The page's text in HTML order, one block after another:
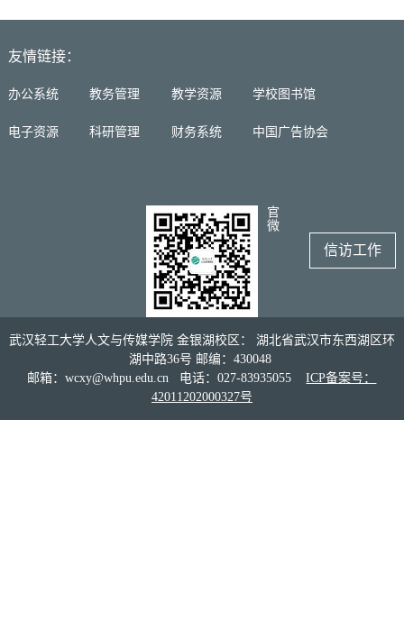
友情链接：
办公系统 教务管理 教学资源 学校图书馆
电子资源 科研管理 财务系统 中国广告协会
信访工作
官
微
武汉轻工大学人文与传媒学院 金银湖校区： 湖北省武汉市东西湖区环
湖中路36号 邮编：430048
邮箱：wcxy@whpu.edu.cn 电话：027-83935055ICP备案号：
42011202000327号